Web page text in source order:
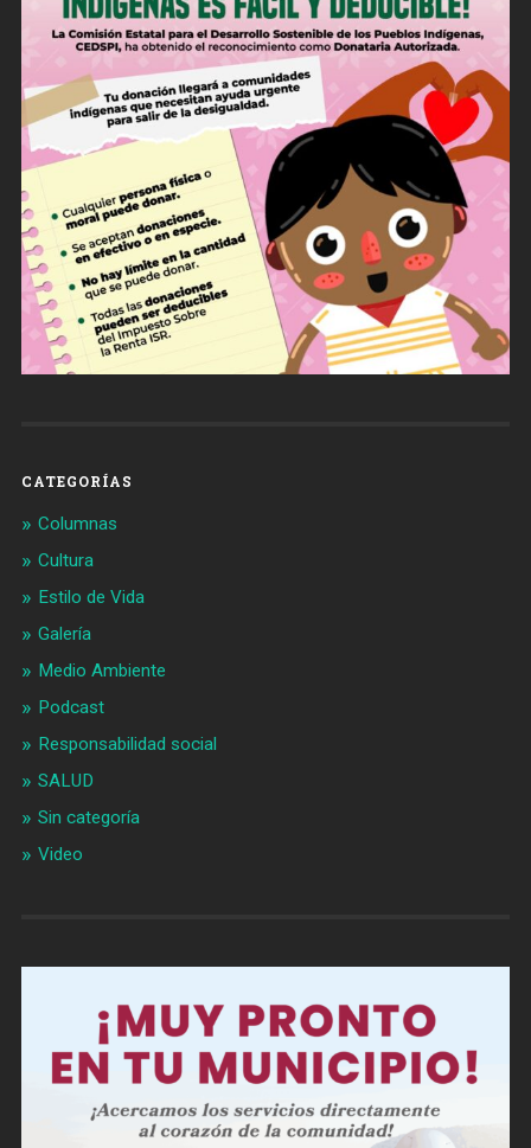
CATEGORÍAS
Columnas
Cultura
Estilo de Vida
Galería
Medio Ambiente
Podcast
Responsabilidad social
SALUD
Sin categoría
Video